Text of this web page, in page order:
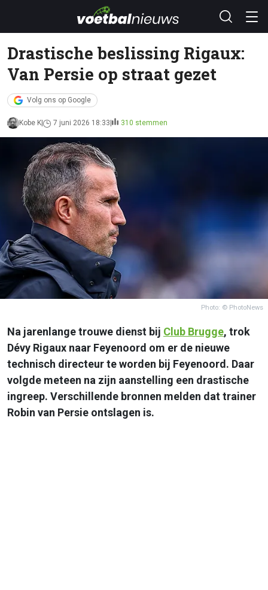
Drastische beslissing Rigaux:
Van Persie op straat gezet
Volg ons op Google
Kobe K 7 juni 2026 18:33 310 stemmen
Photo: © PhotoNews
Na jarenlange trouwe dienst bij Club Brugge, trok
Dévy Rigaux naar Feyenoord om er de nieuwe
technisch directeur te worden bij Feyenoord. Daar
volgde meteen na zijn aanstelling een drastische
ingreep. Verschillende bronnen melden dat trainer
Robin van Persie ontslagen is.